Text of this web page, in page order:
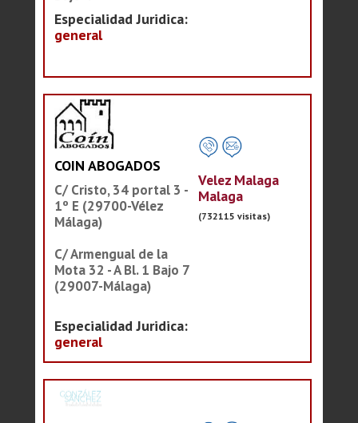
Especialidad Juridica:
general
COIN ABOGADOS
C/ Cristo, 34 portal 3 -
1º E (29700-Vélez
Málaga)
C/ Armengual de la
Mota 32 - A Bl. 1 Bajo 7
(29007-Málaga)
Especialidad Juridica:
general
Velez Malaga
Malaga
(732115 visitas)